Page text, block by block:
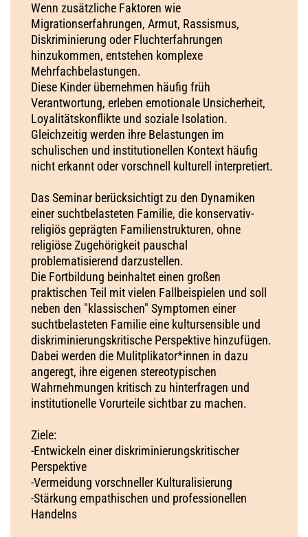
Wenn zusätzliche Faktoren wie
Migrationserfahrungen, Armut, Rassismus,
Diskriminierung oder Fluchterfahrungen
hinzukommen, entstehen komplexe
Mehrfachbelastungen.
Diese Kinder übernehmen häufig früh
Verantwortung, erleben emotionale Unsicherheit,
Loyalitätskonflikte und soziale Isolation.
Gleichzeitig werden ihre Belastungen im
schulischen und institutionellen Kontext häufig
nicht erkannt oder vorschnell kulturell interpretiert.
Das Seminar berücksichtigt zu den Dynamiken
einer suchtbelasteten Familie, die konservativ-
religiös geprägten Familienstrukturen, ohne
religiöse Zugehörigkeit pauschal
problematisierend darzustellen.
Die Fortbildung beinhaltet einen großen
praktischen Teil mit vielen Fallbeispielen und soll
neben den "klassischen" Symptomen einer
suchtbelasteten Familie eine kultursensible und
diskriminierungskritische Perspektive hinzufügen.
Dabei werden die Mulitplikator*innen in dazu
angeregt, ihre eigenen stereotypischen
Wahrnehmungen kritisch zu hinterfragen und
institutionelle Vorurteile sichtbar zu machen.
Ziele:
-Entwickeln einer diskriminierungskritischer
Perspektive
-Vermeidung vorschneller Kulturalisierung
-Stärkung empathischen und professionellen
Handelns